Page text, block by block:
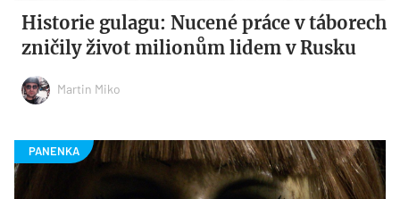
Historie gulagu: Nucené práce v táborech
zničily život milionům lidem v Rusku
Martin Miko